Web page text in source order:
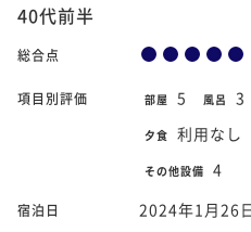
40代前半
総合点
項目別評価 部屋 5 風呂 3
夕食 利用なし
その他設備 4
宿泊日 2024年1月26